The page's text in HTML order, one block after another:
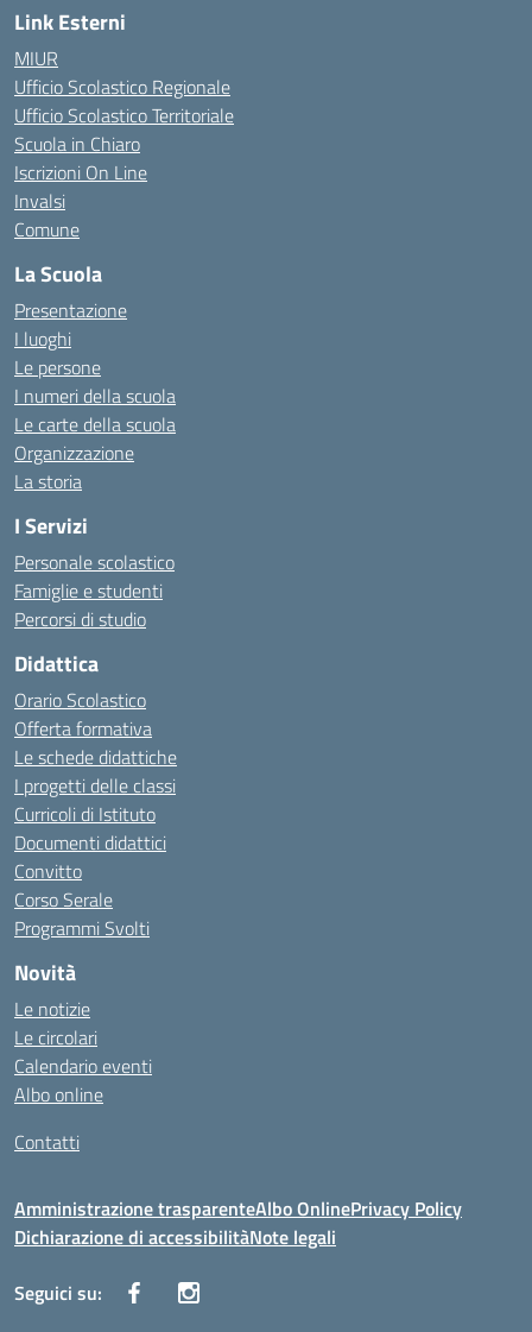
Link Esterni
MIUR
Ufficio Scolastico Regionale
Ufficio Scolastico Territoriale
Scuola in Chiaro
Iscrizioni On Line
Invalsi
Comune
La Scuola
Presentazione
I luoghi
Le persone
I numeri della scuola
Le carte della scuola
Organizzazione
La storia
I Servizi
Personale scolastico
Famiglie e studenti
Percorsi di studio
Didattica
Orario Scolastico
Offerta formativa
Le schede didattiche
I progetti delle classi
Curricoli di Istituto
Documenti didattici
Convitto
Corso Serale
Programmi Svolti
Novità
Le notizie
Le circolari
Calendario eventi
Albo online
Contatti
Amministrazione trasparenteAlbo OnlinePrivacy Policy
Dichiarazione di accessibilitàNote legali
Seguici su: